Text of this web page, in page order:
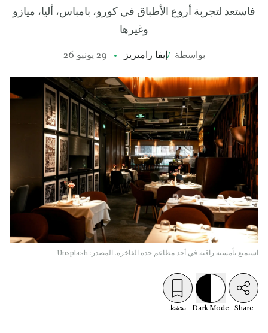
فاستعد لتجربة أروع الأطباق في كورو، بامباس، أليا، ميازو
وغيرها
بواسطة / إيفا راميريز 29 يونيو 26
استمتع بأمسية راقية في أحد مطاعم جدة الفاخرة. المصدر: Unsplash
Share
Dark Mode يحفظ